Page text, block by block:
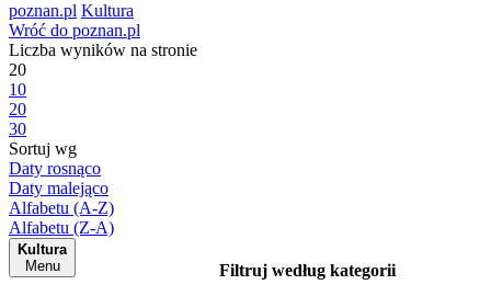
poznan.pl Kultura
Wróć do poznan.pl
Liczba wyników na stronie
20
10
20
30
Sortuj wg
Daty rosnąco
Daty malejąco
Alfabetu (A-Z)
Alfabetu (Z-A)
Kultura
Menu
Filtruj według kategorii